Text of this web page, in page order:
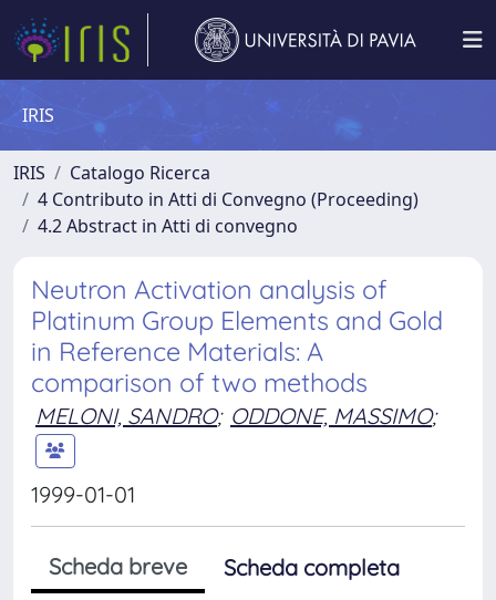
IRIS
IRIS
Catalogo Ricerca
4 Contributo in Atti di Convegno (Proceeding)
4.2 Abstract in Atti di convegno
Neutron Activation analysis of
Platinum Group Elements and Gold
in Reference Materials: A
comparison of two methods
MELONI, SANDRO; ODDONE, MASSIMO;
1999-01-01
Scheda breve
Scheda completa